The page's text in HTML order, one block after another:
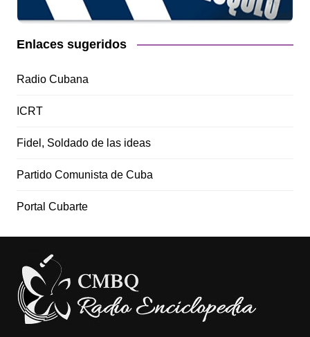
Enlaces sugeridos
Radio Cubana
ICRT
Fidel, Soldado de las ideas
Partido Comunista de Cuba
Portal Cubarte